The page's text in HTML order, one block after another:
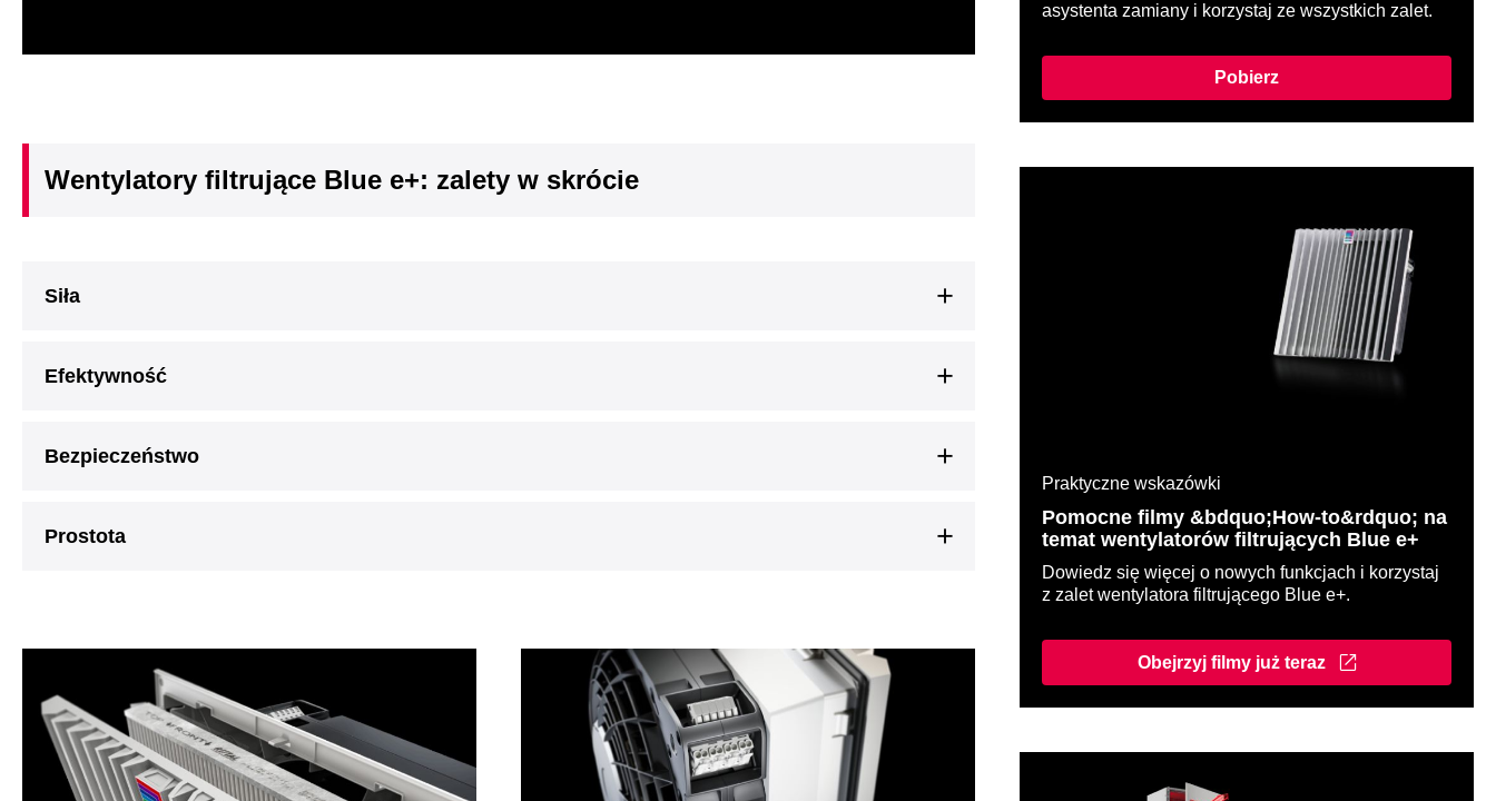
Wentylatory filtrujące Blue e+: zalety w skrócie
Siła
Efektywność
Bezpieczeństwo
Prostota
asystenta zamiany i korzystaj ze wszystkich zalet.
Pobierz
Praktyczne wskazówki
Pomocne filmy &bdquo;How-to&rdquo; na
temat wentylatorów filtrujących Blue e+
Dowiedz się więcej o nowych funkcjach i korzystaj
z zalet wentylatora filtrującego Blue e+.
Obejrzyj filmy już teraz